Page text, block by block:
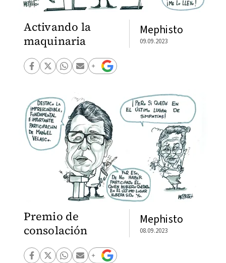
Activando la
maquinaria
Mephisto
09.09.2023
Premio de
consolación
Mephisto
08.09.2023